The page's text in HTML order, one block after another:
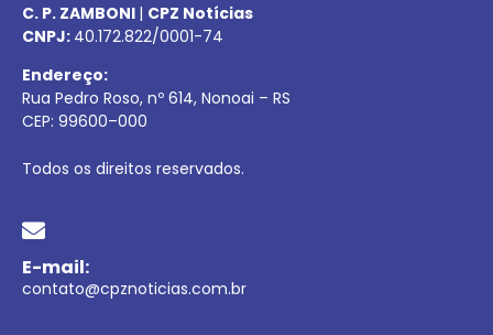
C. P. ZAMBONI | CPZ Notícias
CNPJ: 40.172.822/0001-74
Endereço:
Rua Pedro Roso, nº 614, Nonoai – RS
CEP: 99600–000
Todos os direitos reservados.
E-mail:
contato@cpznoticias.com.br